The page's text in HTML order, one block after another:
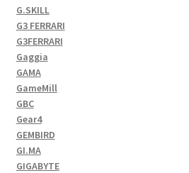
G.SKILL
G3 FERRARI
G3FERRARI
Gaggia
GAMA
GameMill
GBC
Gear4
GEMBIRD
GI.MA
GIGABYTE